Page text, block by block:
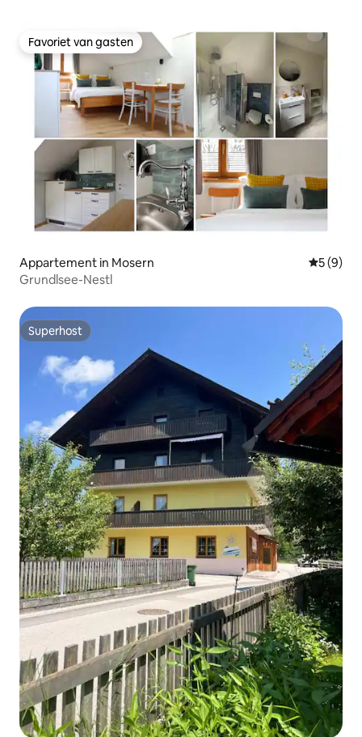
Favoriet van gasten
Favoriet van gasten
Appartement in Mosern
5 (9)
Grundlsee-Nestl
Superhost
Superhost